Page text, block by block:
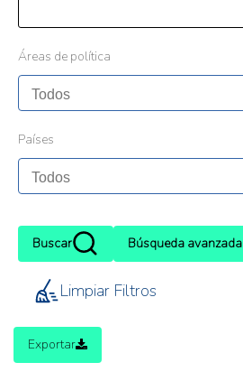
Áreas de política
Países
Buscar Búsqueda avanzada
Limpiar Filtros
Exportar